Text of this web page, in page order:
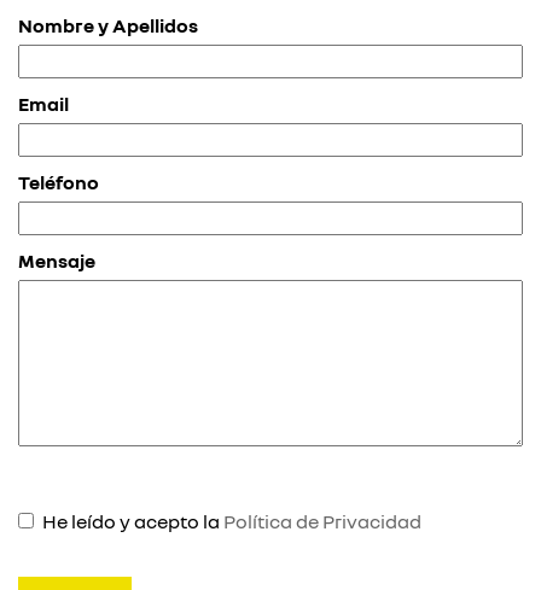
Nombre y Apellidos
Email
Teléfono
Mensaje
He leído y acepto la Política de Privacidad